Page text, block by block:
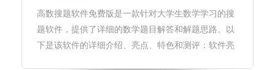
高数搜题软件免费版是一款针对大学生数学学习的搜
题软件，提供了详细的数学题目解答和解题思路。以
下是该软件的详细介绍、亮点、特色和测评：软件亮